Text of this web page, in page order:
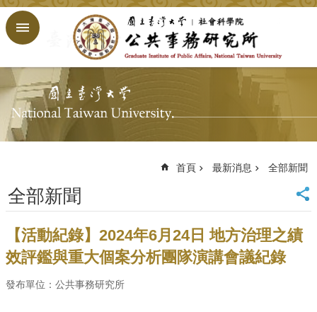
跳到主要內容區塊
搜
尋
回
首
頁
頁
站
導
覽
English
首頁 最新消息 全部新聞
全部新聞
【活動紀錄】2024年6月24日 地方治理之績
效評鑑與重大個案分析團隊演講會議紀錄
發布單位：公共事務研究所